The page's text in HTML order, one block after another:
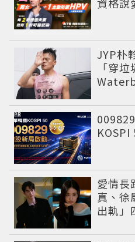
JYP朴
「穿
KOSPI
PR
愛情長
真、徐
出軌」